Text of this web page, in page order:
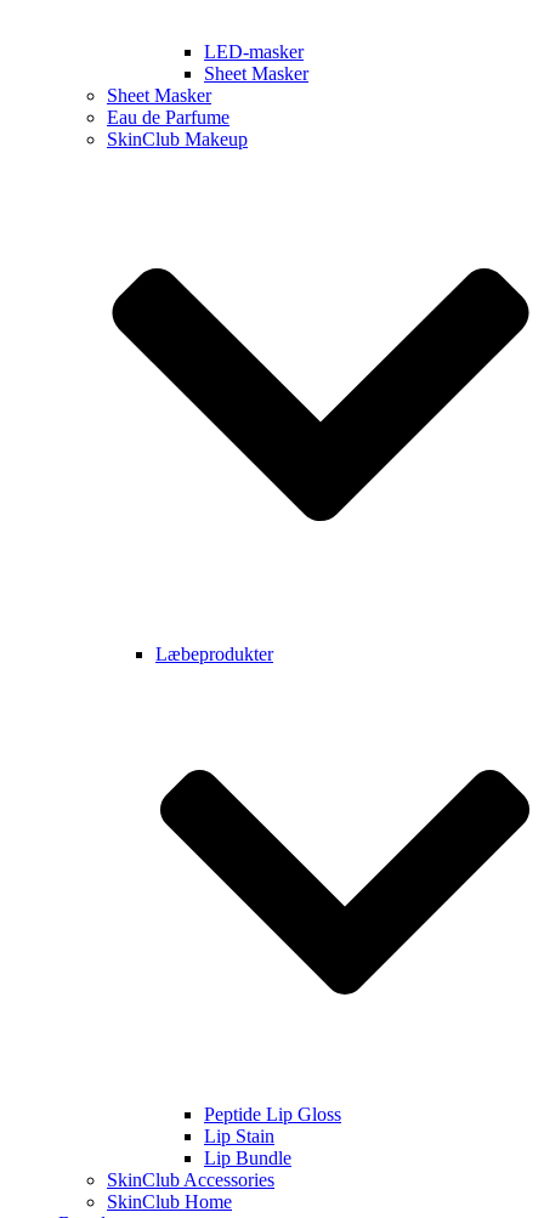
LED-masker
Sheet Masker
Sheet Masker
Eau de Parfume
SkinClub Makeup
Læbeprodukter
Peptide Lip Gloss
Lip Stain
Lip Bundle
SkinClub Accessories
SkinClub Home